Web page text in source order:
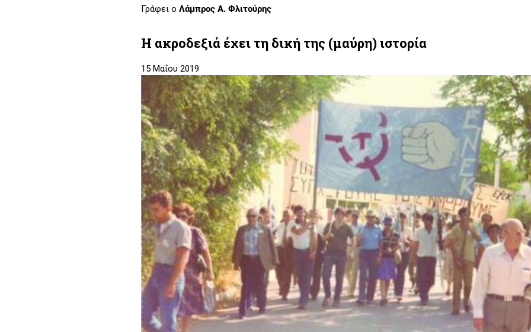
Γράφει ο Λάμπρος Α. Φλιτούρης
Η ακροδεξιά έχει τη δική της (μαύρη) ιστορία
15 Μαΐου 2019